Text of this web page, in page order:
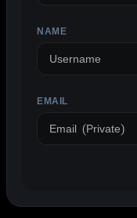
NAME
EMAIL